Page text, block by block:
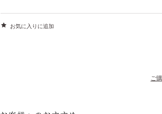
お気に入りに追加
ご